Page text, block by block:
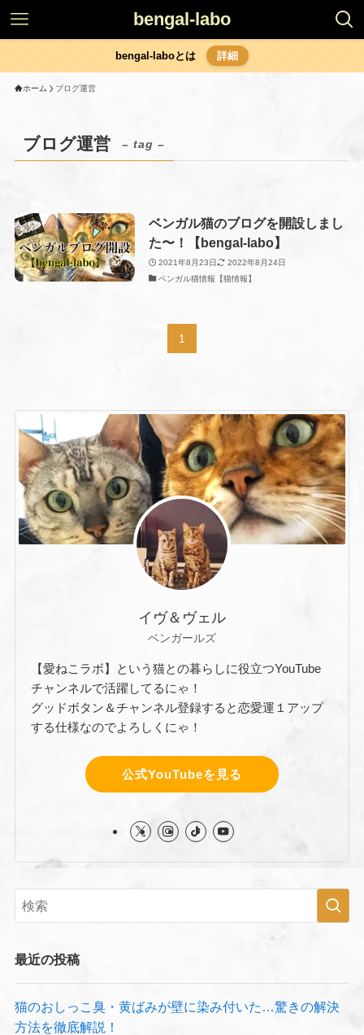
bengal-labo
bengal-laboとは 詳細
ホーム ブログ運営
ブログ運営 – tag –
ベンガル猫のブログを開設しまし
た〜！【bengal-labo】
2021年8月23日
2022年8月24日
ベンガル猫情報【猫情報】
1
イヴ＆ヴェル
ベンガールズ
【愛ねこラボ】という猫との暮らしに役立つYouTube
チャンネルで活躍してるにゃ！
グッドボタン＆チャンネル登録すると恋愛運１アップ
する仕様なのでよろしくにゃ！
公式YouTubeを見る
最近の投稿
猫のおしっこ臭・黄ばみが壁に染み付いた…驚きの解決
方法を徹底解説！